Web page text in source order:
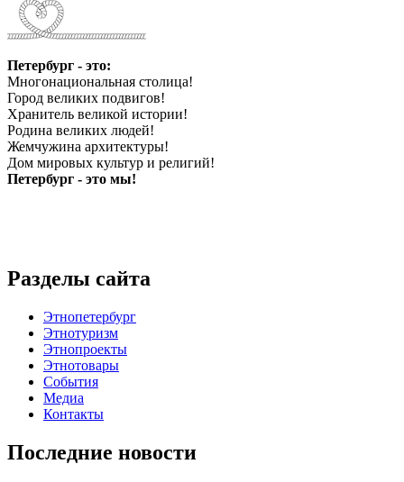
Петербург - это:
Многонациональная столица!
Город великих подвигов!
Хранитель великой истории!
Родина великих людей!
Жемчужина архитектуры!
Дом мировых культур и религий!
Петербург - это мы!
Разделы сайта
Этнопетербург
Этнотуризм
Этнопроекты
Этнотовары
События
Медиа
Контакты
Последние новости